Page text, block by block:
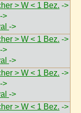
> W < 1 Bez. ->
->
->
> W < 1 Bez. ->
->
->
> W < 1 Bez. ->
->
->
> W < 1 Bez. ->